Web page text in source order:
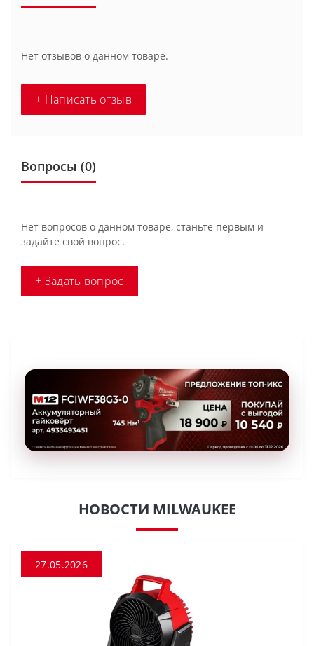
Нет отзывов о данном товаре.
+ Написать отзыв
Вопросы (0)
Нет вопросов о данном товаре, станьте первым и
задайте свой вопрос.
+ Задать вопрос
НОВОСТИ MILWAUKEE
27.05.2026